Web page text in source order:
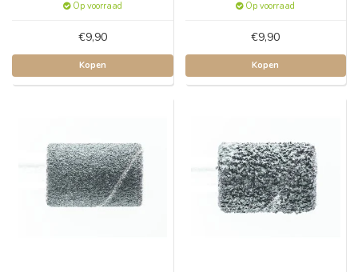
Op voorraad
€9,90
Kopen
Op voorraad
€9,90
Kopen